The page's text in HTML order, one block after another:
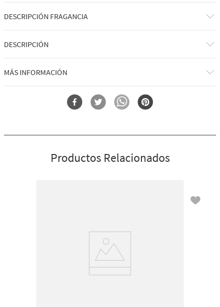
DESCRIPCIÓN FRAGANCIA
DESCRIPCIÓN
Qué hace: contiene tu jabón de manos suave y espumoso favorito.
MÁS INFORMACIÓN
Porta Jabón De Espuma
Productos Relacionados